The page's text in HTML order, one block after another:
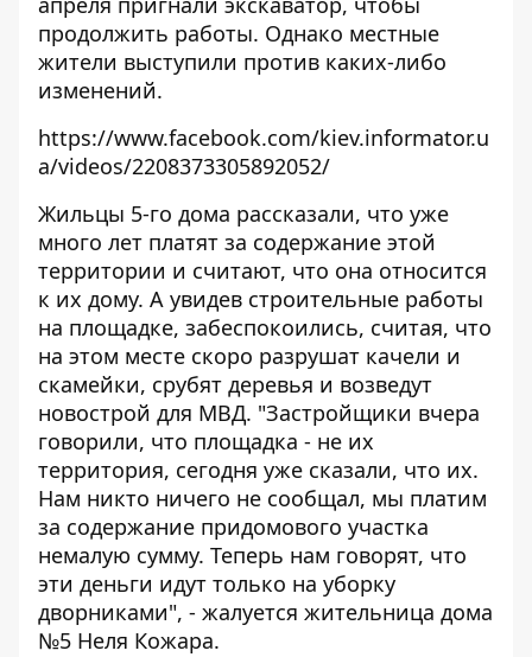
продолжить работы. Однако местные
жители выступили против каких-либо
изменений.
https://www.facebook.com/kiev.informator.u
a/videos/2208373305892052/
Жильцы 5-го дома рассказали, что уже
много лет платят за содержание этой
территории и считают, что она относится
к их дому. А увидев строительные работы
на площадке, забеспокоились, считая, что
на этом месте скоро разрушат качели и
скамейки, срубят деревья и возведут
новострой для МВД. "Застройщики вчера
говорили, что площадка - не их
территория, сегодня уже сказали, что их.
Нам никто ничего не сообщал, мы платим
за содержание придомового участка
немалую сумму. Теперь нам говорят, что
эти деньги идут только на уборку
дворниками", - жалуется жительница дома
№5 Неля Кожара.